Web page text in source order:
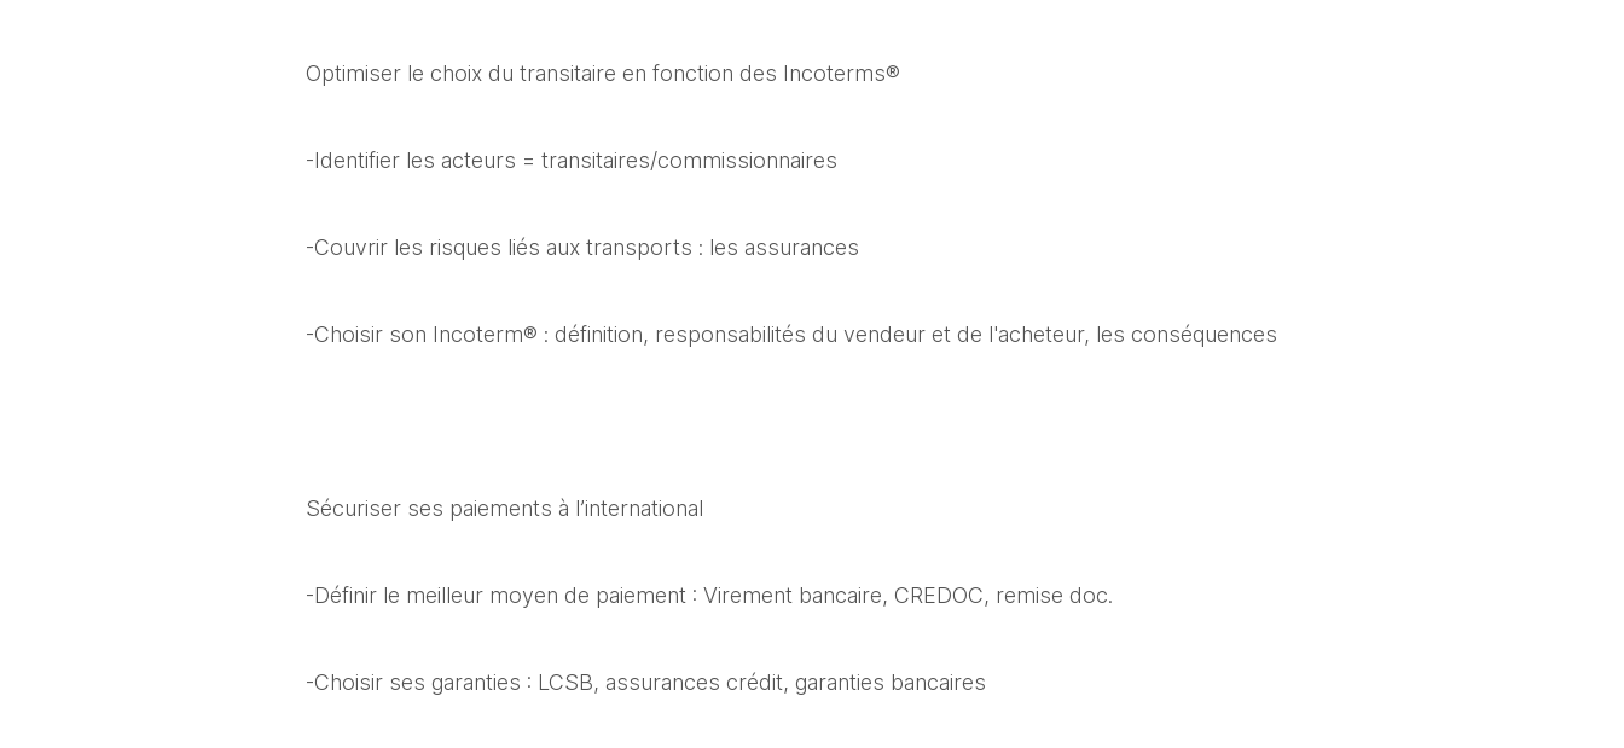
Optimiser le choix du transitaire en fonction des Incoterms®
-Identifier les acteurs = transitaires/commissionnaires
-Couvrir les risques liés aux transports : les assurances
-Choisir son Incoterm® : définition, responsabilités du vendeur et de l'acheteur, les conséquences
Sécuriser ses paiements à l’international
-Définir le meilleur moyen de paiement : Virement bancaire, CREDOC, remise doc.
-Choisir ses garanties : LCSB, assurances crédit, garanties bancaires